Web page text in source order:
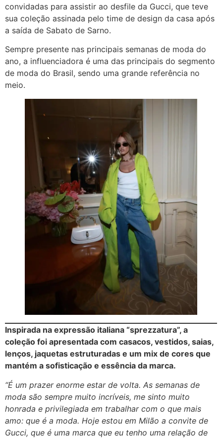
convidadas para assistir ao desfile da Gucci, que teve
sua coleção assinada pelo time de design da casa após
a saída de Sabato de Sarno.
Sempre presente nas principais semanas de moda do
ano, a influenciadora é uma das principais do segmento
de moda do Brasil, sendo uma grande referência no
meio.
Inspirada na expressão italiana “sprezzatura”, a
coleção foi apresentada com casacos, vestidos, saias,
lenços, jaquetas estruturadas e um mix de cores que
mantém a sofisticação e essência da marca.
“É um prazer enorme estar de volta. As semanas de
moda são sempre muito incríveis, me sinto muito
honrada e privilegiada em trabalhar com o que mais
amo: que é a moda. Hoje estou em Milão a convite de
Gucci, que é uma marca que eu tenho uma relação de